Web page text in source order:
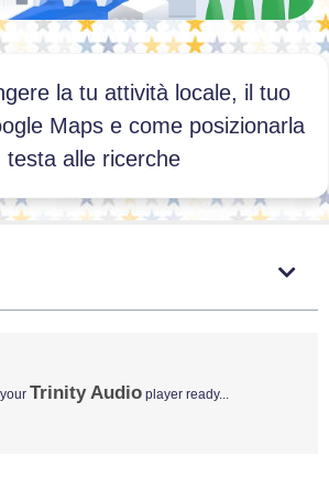
la tu attività locale, il tuo
Maps e come posizionarla
testa alle ricerche
Trinity Audio player ready...